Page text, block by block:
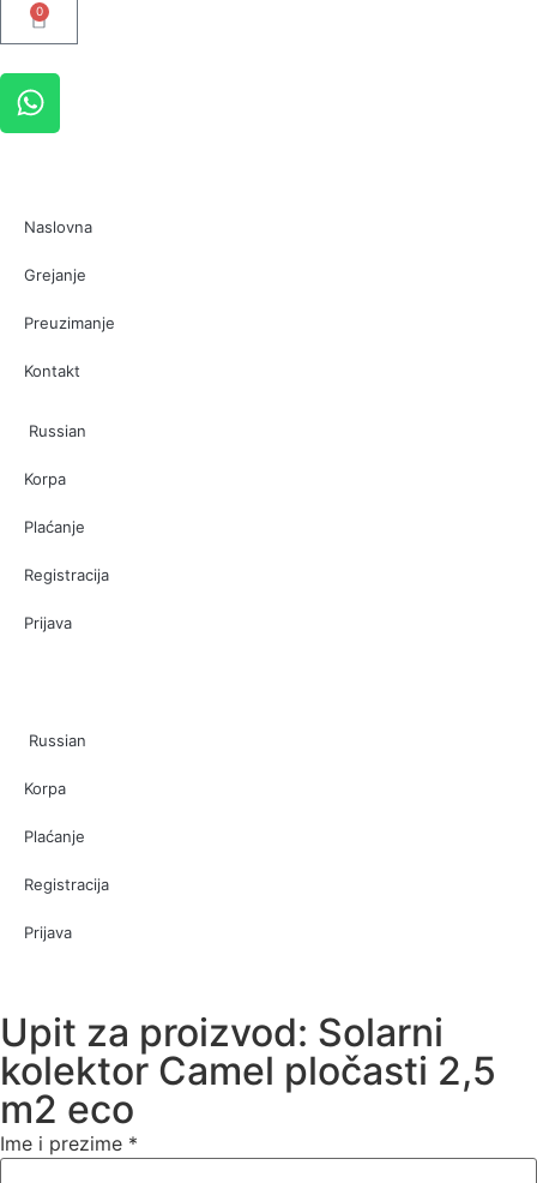
0
Naslovna
Grejanje
Preuzimanje
Kontakt
Russian
Korpa
Plaćanje
Registracija
Prijava
Russian
Korpa
Plaćanje
Registracija
Prijava
Upit za proizvod: Solarni
kolektor Camel pločasti 2,5
m2 eco
Ime i prezime *